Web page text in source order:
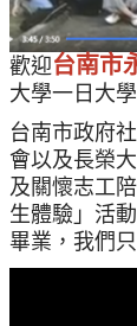
歡迎台南市
大學一日大
台南市政府
會以及長榮
及關懷志工
生體驗」活
畢業，我們